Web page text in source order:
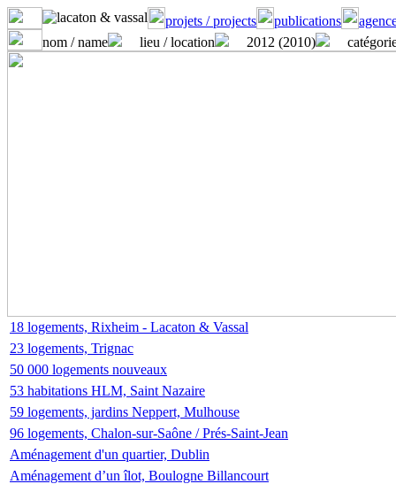
projets / projects publications
nom / name
lieu / location 2012 (2010)
18 logements, Rixheim - Lacaton & Vassal
23 logements, Trignac
50 000 logements nouveaux
53 habitations HLM, Saint Nazaire
59 logements, jardins Neppert, Mulhouse
96 logements, Chalon-sur-Saône / Prés-Saint-Jean
Aménagement d'un quartier, Dublin
Aménagement d’un îlot, Boulogne Billancourt